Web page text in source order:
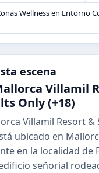
Wellness en Entorno
escena
Villamil
Only (+18)
Villamil Resort &
ubicado en
en la localidad de
señorial